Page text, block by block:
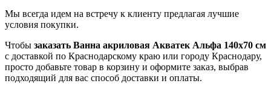
Мы всегда идем на встречу к клиенту предлагая лучшие
условия покупки.
Чтобы заказать Ванна акриловая Акватек Альфа 140x70 см
с доставкой по Краснодарскому краю или городу Краснодару,
просто добавьте товар в корзину и оформите заказ, выбрав
подходящий для вас способ доставки и оплаты.